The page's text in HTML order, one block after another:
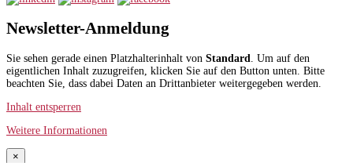
Newsletter-Anmeldung
Sie sehen gerade einen Platzhalterinhalt von Standard . Um auf den
eigentlichen Inhalt zuzugreifen, klicken Sie auf den Button unten. Bitte
beachten Sie, dass dabei Daten an Drittanbieter weitergegeben werden.
Inhalt entsperren
Weitere Informationen
×